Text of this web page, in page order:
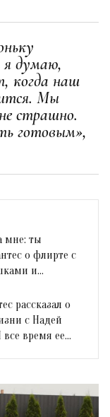
я думаю,
когда наш
Мы
страшно.
готовым»,
мне: ты
о флирте с
и
с Дорофеевой
рассказал о
с Надей
время ее